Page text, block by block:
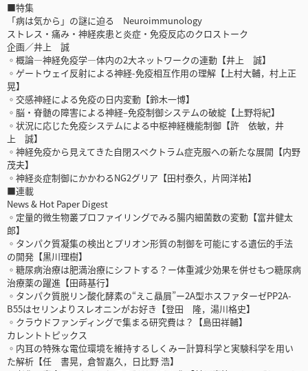
■特集
「病は気から」の謎に迫る Neuroimmunology
ストレス・痛み・神経疾患と炎症・免疫反応のクロストーク
企画／井上 誠
◦概論―神経免疫学―体内の2大ネットワークの連動【井上 誠】
◦ゲートウェイ反射による神経-免疫相互作用の理解【上村大輔，村上正
晃】
◦交感神経による免疫の日内変動【鈴木一博】
◦脳・脊髄の障害による神経‒免疫制御システムの破綻【上野将紀】
◦状況に応じた免疫システムによる中枢神経機能制御【許 依敏，井
上 誠】
◦神経免疫から見えてきた自閉スペクトラム症克服への新たな展開【内野
茂夫】
◦神経炎症制御にかかわるNG2グリア【田村泰久，片岡洋祐】
■連載
News & Hot Paper Digest
◦定量的微生物叢プロファイリングでみる腸内細菌数の変動【富井健太
郎】
◦タンパク質凝集の検出とプリオン形質の制御を可能にする遺伝的手法
の開発【黒川理樹】
◦糖尿病治療は肥満治療にシフトする？ー体重減少効果を併せもつ糖尿病
治療薬の躍進【田蒔基行】
◦タンパク質脱リン酸化酵素の“えこ贔屓”ー2A型ホスファターゼPP2A-
B55はセリンよりスレオニンがお好き【登田 隆，湯川格史】
◦クラウドファンディングで集まる研究費は？【島田祥輔】
カレントトピックス
◦内耳の特殊な電位環境を維持するしくみー計算科学と実験科学を用い
た解析【任 書晃，倉智嘉久，日比野 浩】